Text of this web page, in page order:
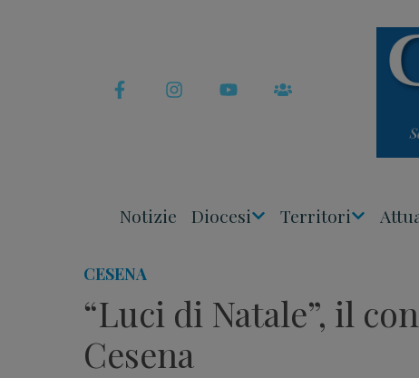
Notizie Diocesi Territori
CESENA
“Luci di Natale”, il
Cesena